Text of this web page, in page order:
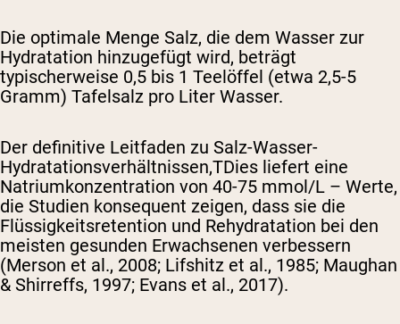
Die optimale Menge Salz, die dem Wasser zur
Hydratation hinzugefügt wird, beträgt
typischerweise 0,5 bis 1 Teelöffel (etwa 2,5-5
Gramm) Tafelsalz pro Liter Wasser.
Der definitive Leitfaden zu Salz-Wasser-
Hydratationsverhältnissen,TDies liefert eine
Natriumkonzentration von 40-75 mmol/L – Werte,
die Studien konsequent zeigen, dass sie die
Flüssigkeitsretention und Rehydratation bei den
meisten gesunden Erwachsenen verbessern
(Merson et al., 2008; Lifshitz et al., 1985; Maughan
& Shirreffs, 1997; Evans et al., 2017).